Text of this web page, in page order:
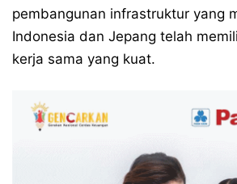
pembangunan infrastruktur yang
Indonesia dan Jepang telah
kerja sama yang kuat.